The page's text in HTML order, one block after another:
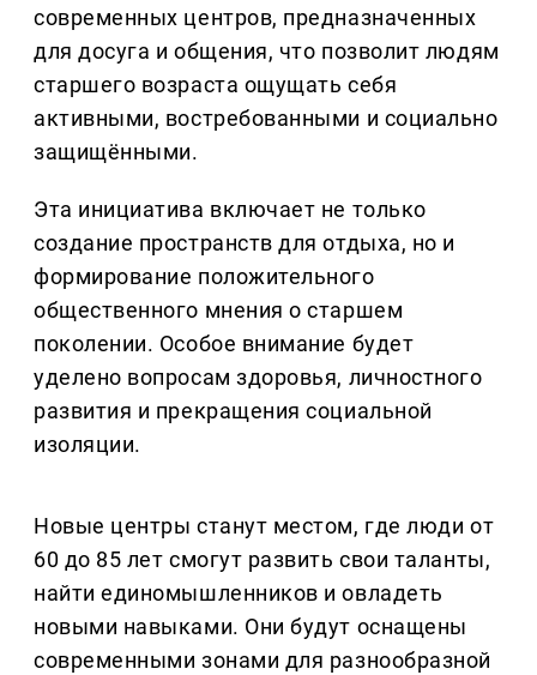
современных центров, предназначенных
для досуга и общения, что позволит людям
старшего возраста ощущать себя
активными, востребованными и социально
защищёнными.
Эта инициатива включает не только
создание пространств для отдыха, но и
формирование положительного
общественного мнения о старшем
поколении. Особое внимание будет
уделено вопросам здоровья, личностного
развития и прекращения социальной
изоляции.
Новые центры станут местом, где люди от
60 до 85 лет смогут развить свои таланты,
найти единомышленников и овладеть
новыми навыками. Они будут оснащены
современными зонами для разнообразной